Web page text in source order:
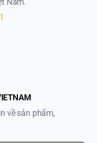
về sản phẩm,